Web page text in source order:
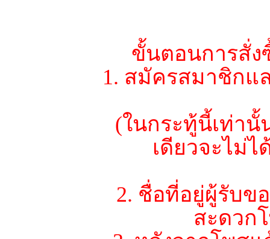
ขั้นตอนการสั่ง
1. สมัครสมาชิกแ
(ในกระทู้นี้เท่านั้
เดียวจะไม่
2. ชื่อที่อยู่ผู้รับข
สะดวก